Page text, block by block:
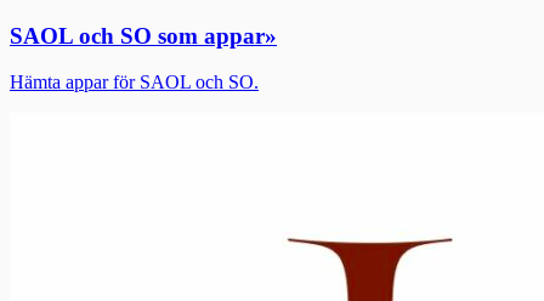
SAOL och SO som appar»
Hämta appar för SAOL och SO.